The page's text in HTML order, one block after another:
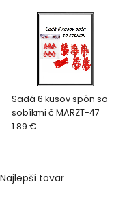
Sadá 6 kusov spôn so
sobíkmi č MARZT-47
1.89 €
Najlepší tovar